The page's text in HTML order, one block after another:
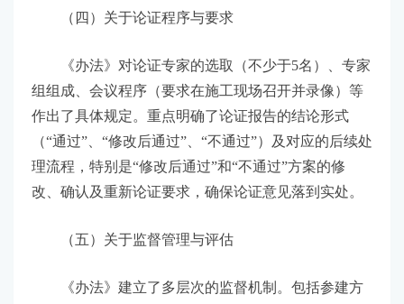
（四）关于论证程序与要求
《办法》对论证专家的选取（不少于5名）、专家
组组成、会议程序（要求在施工现场召开并录像）等
作出了具体规定。重点明确了论证报告的结论形式
（“通过”、“修改后通过”、“不通过”）及对应的后续处
理流程，特别是“修改后通过”和“不通过”方案的修
改、确认及重新论证要求，确保论证意见落到实处。
（五）关于监督管理与评估
《办法》建立了多层次的监督机制。包括参建方